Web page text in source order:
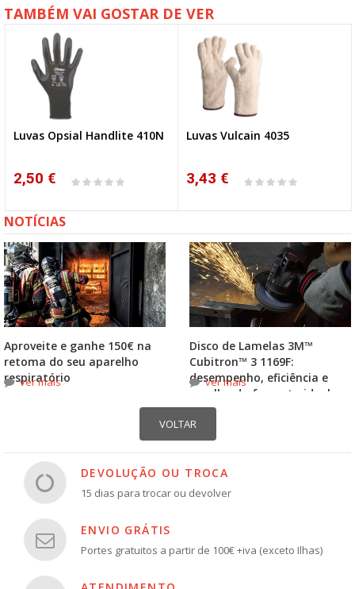
TAMBÉM VAI GOSTAR DE VER
Luvas Opsial Handlite 410N
2,50 €
Luvas Vulcain 4035
3,43 €
NOTÍCIAS
Aproveite e ganhe 150€ na
retoma do seu aparelho
respiratório
ver mais
Disco de Lamelas 3M™
Cubitron™ 3 1169F:
desempenho, eficiência e
escolha do formato ideal
ver mais
DEVOLUÇÃO OU TROCA
15 dias para trocar ou devolver
ENVIO GRÁTIS
Portes gratuitos a partir de 100€ +iva (exceto Ilhas)